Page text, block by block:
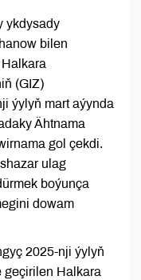
ykdysady
bilen
(GIZ)
ýylyň mart aýynda
Ähtnama
gol çekdi.
ulag
boýunça
dowam
2025-nji ýylyň
geçirilen Halkara